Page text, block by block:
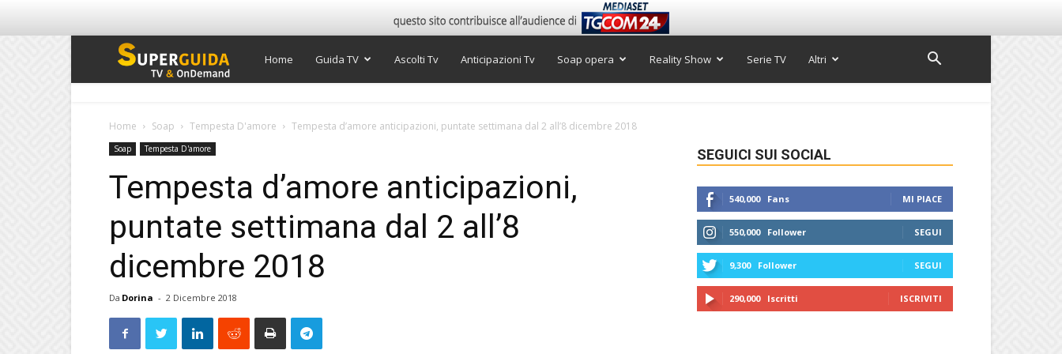
Super
Home Guida TV Ascolti Tv Anticipazioni Tv Soap opera Reality Show Serie TV Altri
Home Soap Tempesta D'amore Tempesta d’amore anticipazioni, puntate settimana dal 2 all’8 dicembre 2018
Soap Tempesta D'amore
Tempesta d’amore anticipazioni,
puntate settimana dal 2 all’8
dicembre 2018
Da Dorina - 2 Dicembre 2018
SEGUICI SUI SOCIAL
540,000 Fans MI PIACE
550,000 Follower SEGUI
9,300 Follower SEGUI
290,000 Iscritti ISCRIVITI